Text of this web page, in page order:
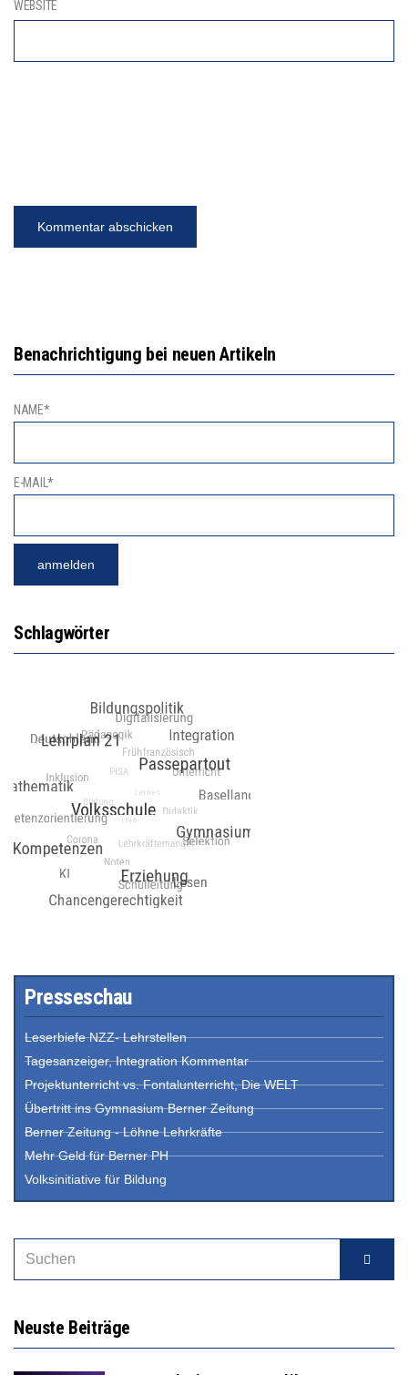
WEBSITE
Benachrichtigung bei neuen Artikeln
NAME*
E-MAIL*
Schlagwörter
Presseschau
Leserbiefe NZZ- Lehrstellen
Tagesanzeiger, Integration Kommentar
Projektunterricht vs. Fontalunterricht, Die WELT
Übertritt ins Gymnasium Berner Zeitung
Berner Zeitung - Löhne Lehrkräfte
Mehr Geld für Berner PH
Volksinitiative für Bildung
Neuste Beiträge